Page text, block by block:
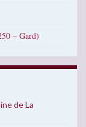
– Gard)
de La